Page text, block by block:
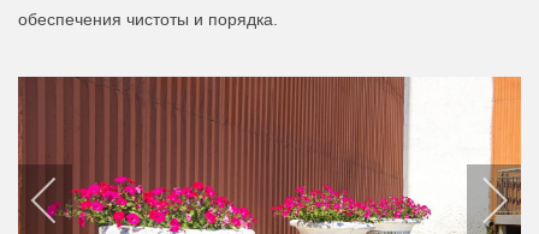
обеспечения чистоты и порядка.